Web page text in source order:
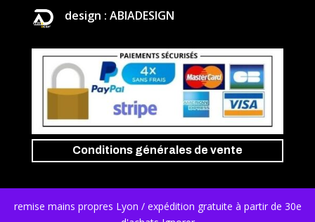
remise mains propres Lyon / expédition gratuite à partir de 30e
design : ABIADESIGN
Conditions générales de vente
Copyright © 2024 . Tous droits réservés . design : ABIAD DESIGN